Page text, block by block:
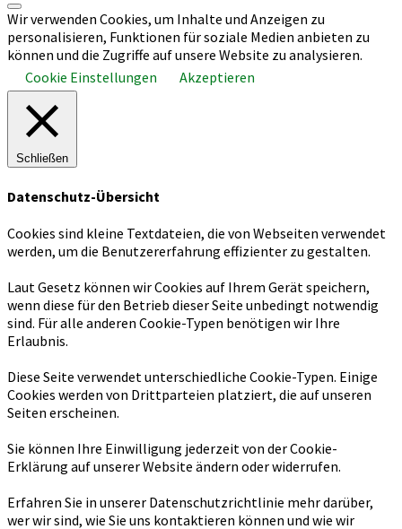
Nach
oben
scrollen
Wir verwenden Cookies, um Inhalte und Anzeigen zu
personalisieren, Funktionen für soziale Medien anbieten zu
können und die Zugriffe auf unsere Website zu analysieren.
Cookie Einstellungen
Akzeptieren
Schließen
Datenschutz-Übersicht
Cookies sind kleine Textdateien, die von Webseiten verwendet
werden, um die Benutzererfahrung effizienter zu gestalten.
Laut Gesetz können wir Cookies auf Ihrem Gerät speichern,
wenn diese für den Betrieb dieser Seite unbedingt notwendig
sind. Für alle anderen Cookie-Typen benötigen wir Ihre
Erlaubnis.
Diese Seite verwendet unterschiedliche Cookie-Typen. Einige
Cookies werden von Drittparteien platziert, die auf unseren
Seiten erscheinen.
Sie können Ihre Einwilligung jederzeit von der Cookie-
Erklärung auf unserer Website ändern oder widerrufen.
Erfahren Sie in unserer Datenschutzrichtlinie mehr darüber,
wer wir sind, wie Sie uns kontaktieren können und wie wir